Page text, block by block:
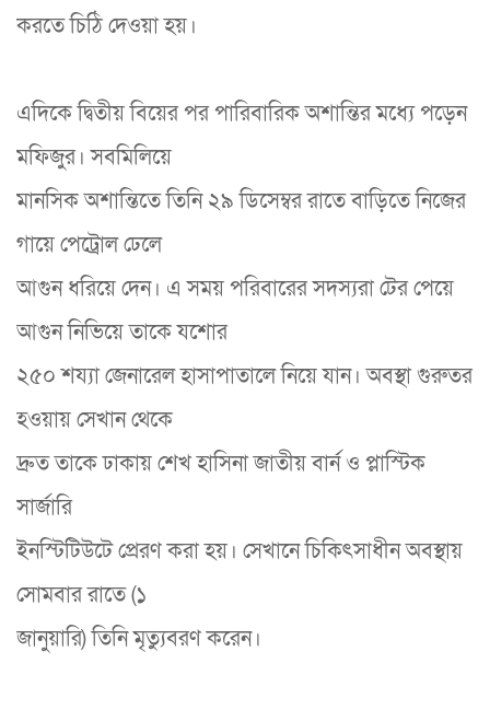
করতে চিঠি দেওয়া হয়।
এদিকে দ্বিতীয় বিয়ের পর পারিবারিক অশান্তির মধ্যে পড়েন
মফিজুর। সবমিলিয়ে
মানসিক অশান্তিতে তিনি ২৯ ডিসেম্বর রাতে বাড়িতে নিজের
গায়ে পেট্রোল ঢেলে
আগুন ধরিয়ে দেন। এ সময় পরিবারের সদস্যরা টের পেয়ে
আগুন নিভিয়ে তাকে যশোর
২৫০ শয্যা জেনারেল হাসাপাতালে নিয়ে যান। অবস্থা গুরুতর
হওয়ায় সেখান থেকে
দ্রুত তাকে ঢাকায় শেখ হাসিনা জাতীয় বার্ন ও প্লাস্টিক
সার্জারি
ইনস্টিটিউটে প্রেরণ করা হয়। সেখানে চিকিৎসাধীন অবস্থায়
সোমবার রাতে (১
জানুয়ারি) তিনি মৃত্যুবরণ করেন।